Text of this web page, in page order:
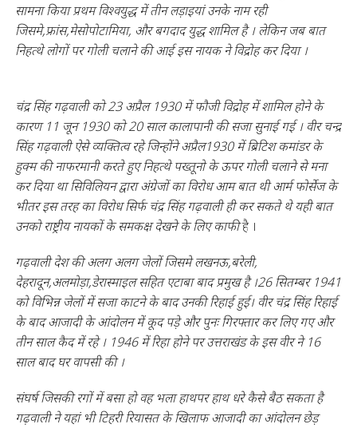
सामना किया प्रथम विश्वयुद्ध में तीन लड़ाइयां उनके नाम रही
जिसमे,फ्रांस,मेसोपोटामिया, और बगदाद युद्ध शामिल है । लेकिन जब बात
निहत्थे लोगों पर गोली चलाने की आई इस नायक ने विद्रोह कर दिया ।
चंद्र सिंह गढ़वाली को 23 अप्रैल 1930 में फौजी विद्रोह में शामिल होने के
कारण 11 जून 1930 को 20 साल कालापानी की सजा सुनाई गई । वीर चन्द्र
सिंह गढ़वाली ऐसे व्यक्तित्व रहे जिन्होंने अप्रैल1930 में ब्रिटिश कमांडर के
हुक्म की नाफरमानी करते हुए निहत्थे पख्तूनो के ऊपर गोली चलाने से मना
कर दिया था सिविलियन द्वारा अंग्रेजों का विरोध आम बात थी आर्म फोर्सेज के
भीतर इस तरह का विरोध सिर्फ चंद्र सिंह गढ़वाली ही कर सकते थे यही बात
उनको राष्ट्रीय नायकों के समकक्ष देखने के लिए काफीहै ।
गढ़वाली देश की अलग अलग जेलों जिसमे लखनऊ,बरेली,
देहरादून,अलमोड़ा,डेरास्माइल सहित एटाबा बाद प्रमुख है ।26 सितम्बर 1941
को विभिन्न जेलों में सजा काटने के बाद उनकी रिहाई हुई। वीर चंद्र सिंह रिहाई
के बाद आजादी के आंदोलन में कूद पड़े और पुनः गिरफ्तार कर लिए गए और
तीन साल कैद में रहे । 1946 में रिहा होने पर उत्तराखंड के इस वीर ने 16
साल बाद घर वापसी की ।
संघर्ष जिसकी रगों में बसा हो वह भला हाथपर हाथ धरे कैसे बैठ सकता है
गढ़वाली ने यहां भी टिहरी रियासत के खिलाफ आजादी का आंदोलन छेड़